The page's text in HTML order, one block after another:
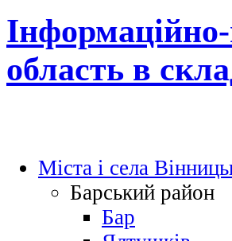
область в
Міста і села
Барський район
Бар